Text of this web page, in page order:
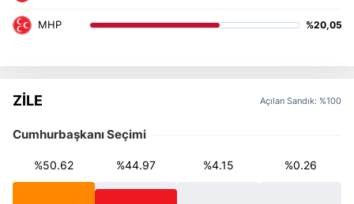
%20,05
ZİLE Açılan Sandık: %100
Cumhurbaşkanı Seçimi
%50.62 %44.97 %4.15 %0.26